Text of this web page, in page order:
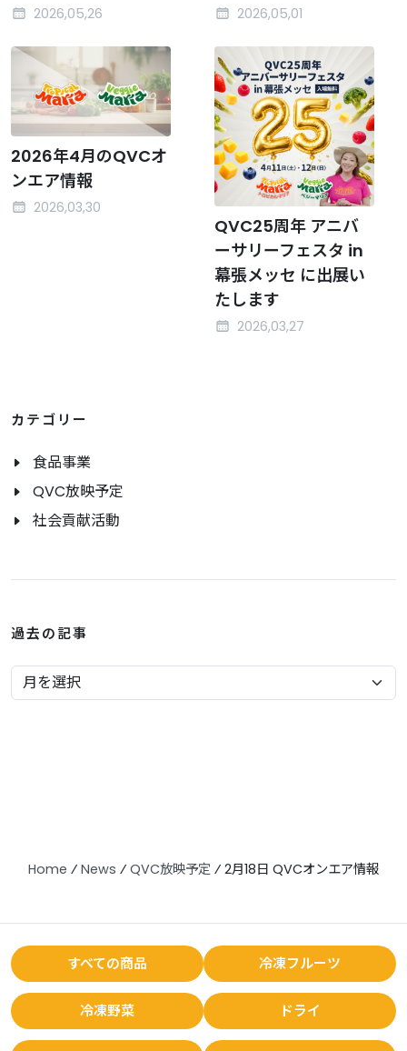
2026,05,26 2026,05,01
2026年4月のQVCオ
ンエア情報
2026,03,30
QVC25周年 アニバ
ーサリーフェスタ in
幕張メッセ に出展い
たします
2026,03,27
カテゴリー
食品事業
QVC放映予定
社会貢献活動
過去の記事
Home ⁄ News ⁄ QVC放映予定 ⁄ 2月18日 QVCオンエア情報
すべての商品 冷凍フルーツ
冷凍野菜 ドライ